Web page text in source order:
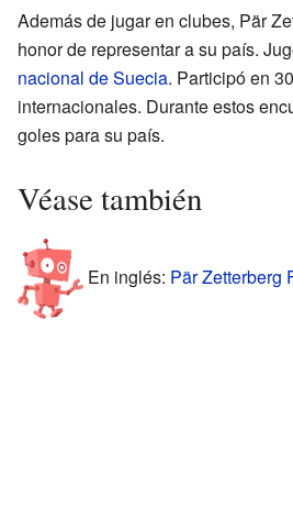
Además de jugar en clubes, Pär
honor de representar a su país.
nacional de Suecia. Participó en
internacionales. Durante estos
goles para su país.
Véase también
En inglés: Pär Zetterberg